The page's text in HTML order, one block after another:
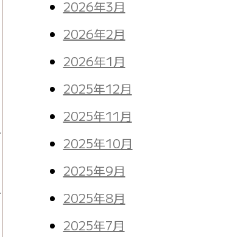
2026年3月
2026年2月
2026年1月
2025年12月
2025年11月
2025年10月
2025年9月
2025年8月
2025年7月